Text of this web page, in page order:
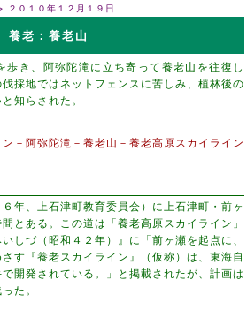
２０１０年１２月１９日
養老：養老山
歩き、阿弥陀滝に立ち寄って養老山を往復し
採地ではネットフェンスに苦しみ、植林後の
知らされた。
－阿弥陀滝－養老山－養老高原スカイライン
６年、上石津町教育委員会）に上石津町・前ヶ
とある。この道は「養老高原スカイライン」
しづ（昭和４２年）』に「前ヶ瀬を起点に、
す『養老スカイライン』（仮称）は、東海自
開発されている。」と掲載されたが、計画は
た。